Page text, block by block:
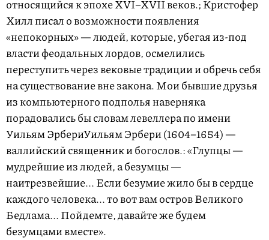
относящийся к эпохеXVI–XVII веков.; Кристофер
Хилл писал о возможности появления
«непокорных» — людей, которые, убегая из-под
власти феодальных лордов, осмелились
переступить через вековые традиции и обречь себя
на существование вне закона. Мои бывшие друзья
из компьютерного подполья наверняка
порадовались бы словам левеллера по имени
Уильям ЭрбериУильям Эрбери(1604–1654) —
валлийский священник и богослов.: «Глупцы —
мудрейшие из людей, а безумцы —
наитрезвейшие... Если безумие жило бы в сердце
каждого человека... то вот вам остров Великого
Бедлама... Пойдемте, давайте же будем
безумцами вместе».